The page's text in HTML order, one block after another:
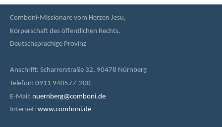
Comboni-Missionare vom Herzen Jesu,
Körperschaft des öffentlichen Rechts,
Deutschsprachige Provinz
Anschrift: Scharrerstraße 32, 90478 Nürnberg
Telefon: 0911 940577-200
E-Mail: nuernberg@comboni.de
Internet: www.comboni.de